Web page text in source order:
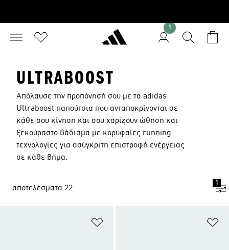
1
ULTRABOOST
Απόλαυσε την προπόνησή σου με τα adidas
Ultraboost παπούτσια που ανταποκρίνονται σε
κάθε σου κίνηση και σου χαρίζουν ώθηση και
ξεκούραστο βάδισμα με κορυφαίες running
τεχνολογίες για ασύγκριτη επιστροφή ενέργειας
σε κάθε βήμα.
αποτελέσματα 22
1
Προσθήκη στη Λίστα Επιθυμιών